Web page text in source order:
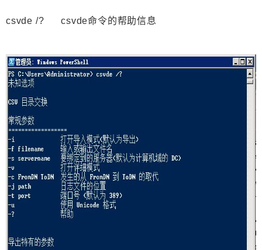
csvde /? csvde命令的帮助信息